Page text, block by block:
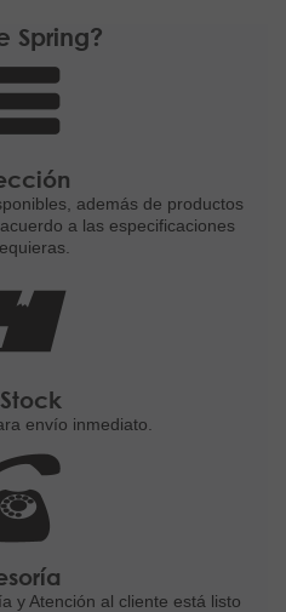
Spring?
además de productos
a las especificaciones
envío inmediato.
y Atención al cliente está listo